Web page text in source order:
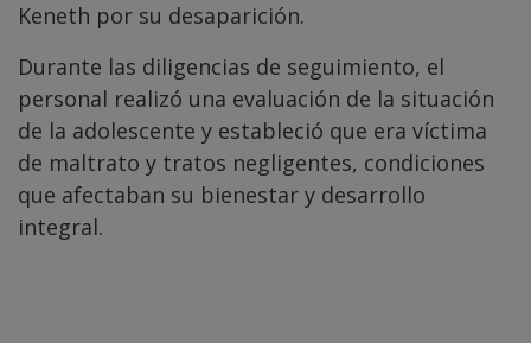
Keneth por su desaparición.
Durante las diligencias de seguimiento, el
personal realizó una evaluación de la situación
de la adolescente y estableció que era víctima
de maltrato y tratos negligentes, condiciones
que afectaban su bienestar y desarrollo
integral.